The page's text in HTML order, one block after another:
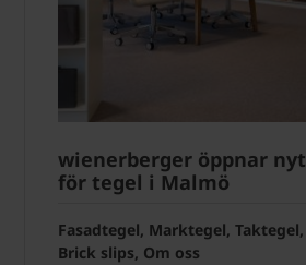
wienerberger öppnar
för tegel i Malmö
Fasadtegel, Marktegel,
Brick slips, Om oss